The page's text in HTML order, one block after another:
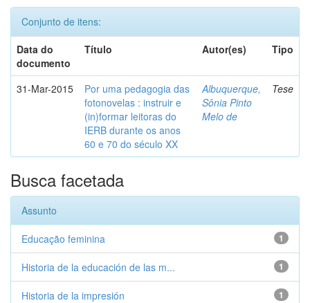
Conjunto de itens:
Data do
documento
Título Autor(es) Tipo
31-Mar-2015
Por uma pedagogia das
fotonovelas : instruir e
(in)formar leitoras do
IERB durante os anos
60 e 70 do século XX
Albuquerque,
Sônia Pinto
Melo de
Tese
Busca facetada
Assunto
1
Educação feminina
1
Historia de la educación de las m...
1
Historia de la impresión